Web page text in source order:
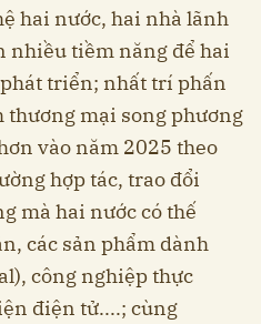
hai nước, hai nhà lãnh
nhiều tiềm năng để hai
triển; nhất trí phấn
thương mại song phương
vào năm 2025 theo
hợp tác, trao đổi
mà hai nước có thế
các sản phẩm dành
công nghiệp thực
điện tử....; cùng